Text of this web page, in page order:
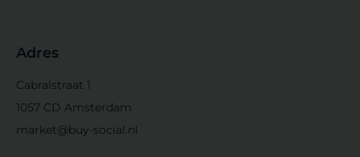
Adres
Cabralstraat 1
1057 CD Amsterdam
market@buy-social.nl